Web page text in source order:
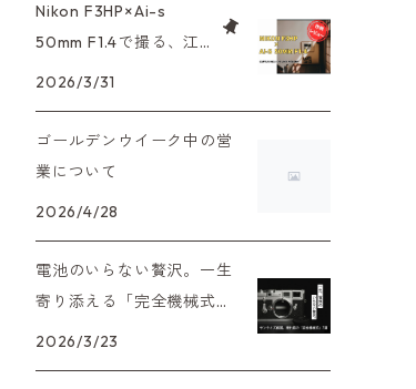
XAシリーズ
35DC、35SP
PEN F、FT
OM-1
HEXAR
Leica（ライカ）
Mシリーズ
minilux
ド）
35シリーズ
RICOH（リコー）
Voigtlander（フォクトレンダー）
デジタルカメラ
レンズその他
FD（キヤノン）
OM（オリンパス）
A（ミノルタ（ソニー））
MD（ミノルタ）
K（ペンタックス）
Nikon F3HP×Ai-s
50mm F1.4で撮る、江
戸東京たてもの園。ノ
2026/3/31
ゴールデンウイーク中の営
業について
2026/4/28
電池のいらない贅沢。一生
寄り添える「完全機械式」
フィルムカメラの名機7選
2026/3/23